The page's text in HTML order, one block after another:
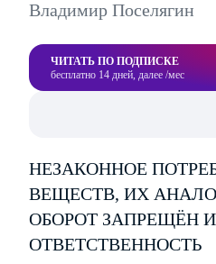
Владимир Поселягин
ЧИТАТЬ ПО ПОДПИСКЕ
бесплатно 14 дней, далее /мес
НЕЗАКОННОЕ
ВЕЩЕСТВ, ИХ
ОБОРОТ ЗАПРЕЩЁН
ОТВЕТСТВЕННОСТЬ